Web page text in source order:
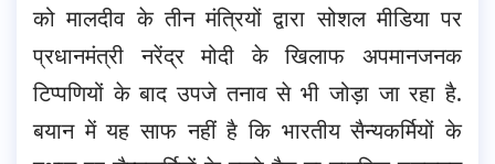
को मालदीव के तीन मंत्रियों द्वारा सोशल मीडिया पर
प्रधानमंत्री नरेंद्र मोदी के खिलाफ अपमानजनक
टिप्पणियों के बाद उपजे तनाव से भी जोड़ा जा रहा है.
बयान में यह साफ नहीं है कि भारतीय सैन्यकर्मियों के